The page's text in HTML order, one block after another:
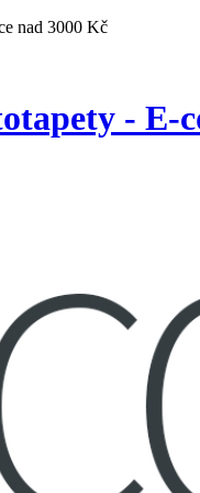
nad 3000 Kč
- E-